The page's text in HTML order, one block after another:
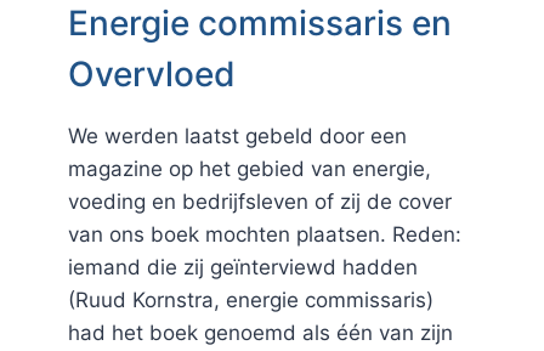
Energie commissaris en
Overvloed
We werden laatst gebeld door een
magazine op het gebied van energie,
voeding en bedrijfsleven of zij de cover
van ons boek mochten plaatsen. Reden:
iemand die zij geïnterviewd hadden
(Ruud Kornstra, energie commissaris)
had het boek genoemd als één van zijn